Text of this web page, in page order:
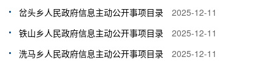
岔头乡人民政府信息主动公开事项目录
2025-12-11
铁山乡人民政府信息主动公开事项目录
2025-12-11
洗马乡人民政府信息主动公开事项目录
2025-12-11